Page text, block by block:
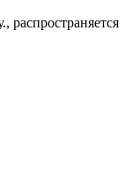
распространяется